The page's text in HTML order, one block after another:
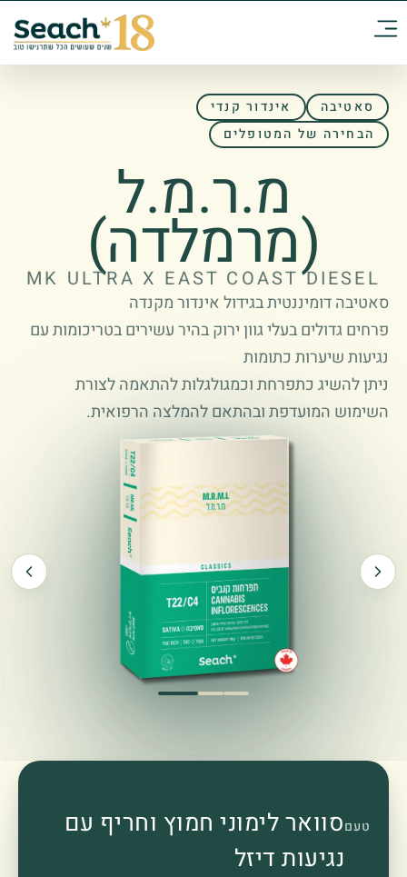
סאטיבה
אינדור קנדי
הבחירה של המטופלים
מ.ר.מ.ל
(מרמלדה)
MK ULTRA X EAST COAST DIESEL
סאטיבה דומיננטית בגידול אינדור מקנדה
פרחים גדולים בעלי גוון ירוק בהיר עשירים בטריכומות עם
נגיעות שיערות כתומות
ניתן להשיג כתפרחת וכמגולגלות להתאמה לצורת
השימוש המועדפת ובהתאם להמלצה הרפואית.
טעםסוואר לימוני חמוץ וחריף עם
נגיעות דיזל